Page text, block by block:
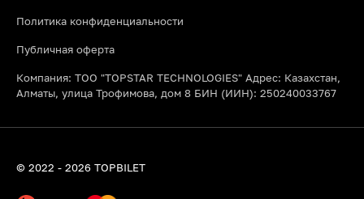
Политика конфиденциальности
Публичная оферта
Компания: ТОО "TOPSTAR TECHNOLOGIES" Адрес: Казахстан,
Алматы, улица Трофимова, дом 8 БИН (ИИН): 250240033767
© 2022 - 2026 TOPBILET